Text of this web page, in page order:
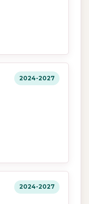
2024-2027
2024-2027